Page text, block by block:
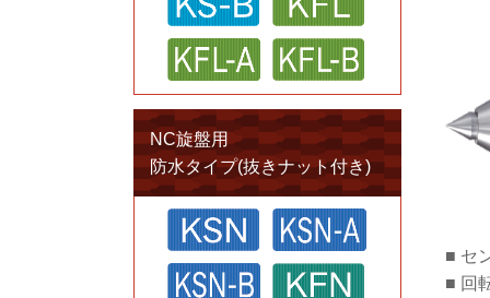
NC旋盤用
防水タイプ(抜きナット付き)
セ
回